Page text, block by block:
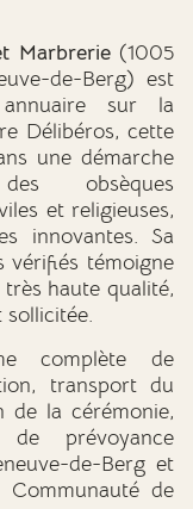
Marbrerie(1005
de-Berg) est
sur la
Délibéros, cette
une démarche
obsèques
et religieuses,
innovantes. Sa
vérifiés témoigne
haute qualité,
complète de
transport du
de la cérémonie,
prévoyance
de-Berg et
de